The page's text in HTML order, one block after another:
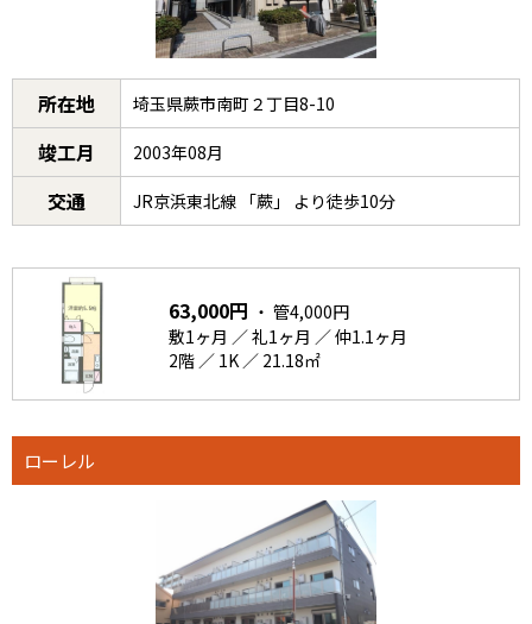
所在地 埼玉県蕨市南町２丁目8-10
竣工月 2003年08月
交通 JR京浜東北線 「蕨」 より徒歩10分
63,000円 ・ 管4,000円
敷1ヶ月 ／ 礼1ヶ月 ／ 仲1.1ヶ月
2階 ／ 1K ／ 21.18㎡
ローレル